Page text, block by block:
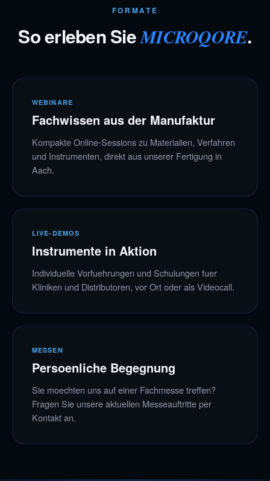
FORMATE
So erleben SieMICROQORE.
WEBINARE
Fachwissen aus der Manufaktur
Kompakte Online-Sessions zu Materialien, Verfahren
und Instrumenten, direkt aus unserer Fertigung in
Aach.
LIVE-DEMOS
Instrumente in Aktion
Individuelle Vorfuehrungen und Schulungen fuer
Kliniken und Distributoren, vor Ort oder als Videocall.
MESSEN
Persoenliche Begegnung
Sie moechten uns auf einer Fachmesse treffen?
Fragen Sie unsere aktuellen Messeauftritte per
Kontakt an.